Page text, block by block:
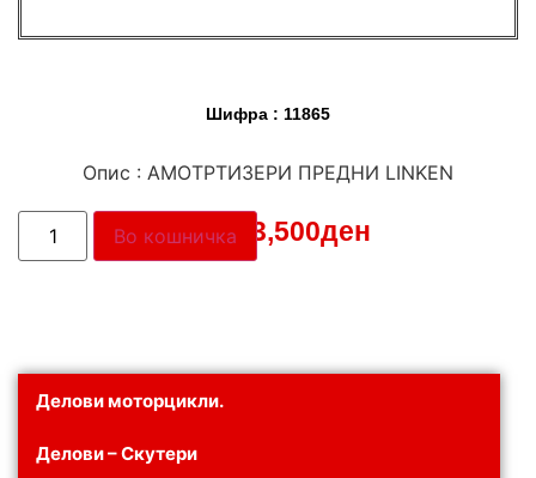
Делови моторцикли.
Делови – Скутери
Шифра : 11865
Опис : АМОТРТИЗЕРИ ПРЕДНИ LINKEN
Цена: 3,500ден
Во кошничка